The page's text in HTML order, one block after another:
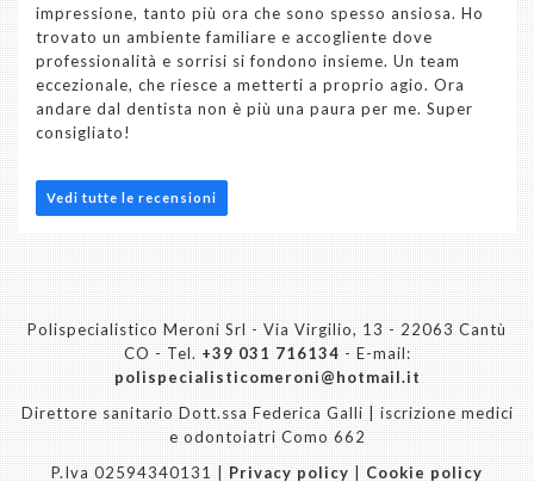
impressione, tanto più ora che sono spesso ansiosa. Ho
trovato un ambiente familiare e accogliente dove
professionalità e sorrisi si fondono insieme. Un team
eccezionale, che riesce a metterti a proprio agio. Ora
andare dal dentista non è più una paura per me. Super
consigliato!
Vedi tutte le recensioni
Polispecialistico Meroni Srl - Via Virgilio, 13 - 22063 Cantù
CO - Tel.+39 031 716134- E-mail:
polispecialisticomeroni@hotmail.it
Direttore sanitario Dott.ssa Federica Galli | iscrizione medici
e odontoiatri Como 662
P.Iva 02594340131 |Privacy policy|Cookie policy